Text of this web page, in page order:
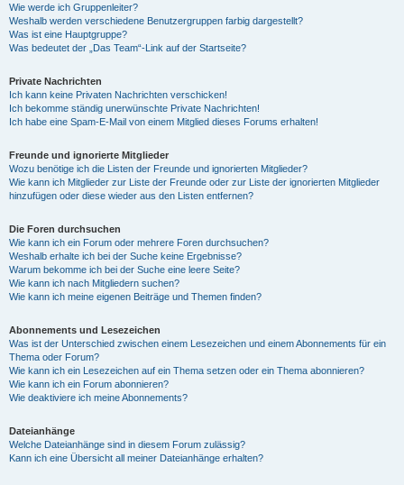
Wie werde ich Gruppenleiter?
Weshalb werden verschiedene Benutzergruppen farbig dargestellt?
Was ist eine Hauptgruppe?
Was bedeutet der „Das Team“-Link auf der Startseite?
Private Nachrichten
Ich kann keine Privaten Nachrichten verschicken!
Ich bekomme ständig unerwünschte Private Nachrichten!
Ich habe eine Spam-E-Mail von einem Mitglied dieses Forums erhalten!
Freunde und ignorierte Mitglieder
Wozu benötige ich die Listen der Freunde und ignorierten Mitglieder?
Wie kann ich Mitglieder zur Liste der Freunde oder zur Liste der ignorierten Mitglieder
hinzufügen oder diese wieder aus den Listen entfernen?
Die Foren durchsuchen
Wie kann ich ein Forum oder mehrere Foren durchsuchen?
Weshalb erhalte ich bei der Suche keine Ergebnisse?
Warum bekomme ich bei der Suche eine leere Seite?
Wie kann ich nach Mitgliedern suchen?
Wie kann ich meine eigenen Beiträge und Themen finden?
Abonnements und Lesezeichen
Was ist der Unterschied zwischen einem Lesezeichen und einem Abonnements für ein
Thema oder Forum?
Wie kann ich ein Lesezeichen auf ein Thema setzen oder ein Thema abonnieren?
Wie kann ich ein Forum abonnieren?
Wie deaktiviere ich meine Abonnements?
Dateianhänge
Welche Dateianhänge sind in diesem Forum zulässig?
Kann ich eine Übersicht all meiner Dateianhänge erhalten?